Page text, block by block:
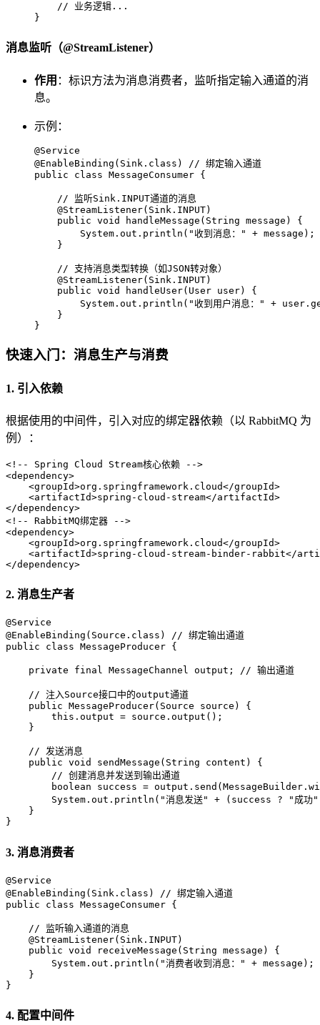
// 业务逻辑...
}
消息监听（@StreamListener）
作用 ：标识方法为消息消费者，监听指定输入通道的消
息。
示例：
@Service
@EnableBinding(Sink.class)
// 绑定输入通道
public
class MessageConsumer {
// 监听Sink.INPUT通道的消息
@StreamListener(Sink.INPUT)
public void handleMessage (String message)
{
        System.out.println(
"收到消息："
+ message);
    }
// 支持消息类型转换（如JSON转对象）
@StreamListener(Sink.INPUT)
public void handleUser(User user)
{
        System.out.println(
"收到用户消息："
+
    }
}
快速入门：消息生产与消费
1. 引入依赖
根据使用的中间件，引入对应的绑定器依赖（以 RabbitMQ 为
例）：
<!-- Spring Cloud Stream核心依赖 -->
<dependency>
<groupId>org.springframework.cloud</groupId>
<artifactId>spring-cloud-stream</artifactId>
</dependency>
<!-- RabbitMQ绑定器 -->
<dependency>
<groupId>org.springframework.cloud</groupId>
<artifactId>spring-cloud-stream-binder-rabbit</
</dependency>
2. 消息生产者
@Service
@EnableBinding(Source.class)
// 绑定输出通道
public
class MessageProducer {
private final MessageChannel output; // 输出通道
// 注入Source接口中的output通道
public MessageProducer(Source source)
{
this .output = source.output();
    }
// 发送消息
public void sendMessage (String content)
{
// 创建消息并发送到输出通道
boolean
success =
        System.out.println(
"消息发送" + (success ? "成功"
    }
}
3. 消息消费者
@Service
@EnableBinding(Sink.class)
// 绑定输入通道
public
class MessageConsumer {
// 监听输入通道的消息
@StreamListener(Sink.INPUT)
public void receiveMessage (String message)
{
        System.out.println(
"消费者收到消息："
+ message);
    }
}
4. 配置中间件